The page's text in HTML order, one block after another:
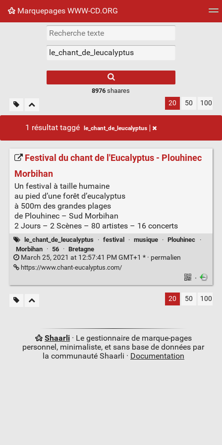
Marquepages WWW-CD.ORG
Nuage de tags Mur d'images
8976 shaares
20 50 100
1 résultat taggé le_chant_de_leucalyptus
Festival du chant de l'Eucalyptus - Plouhinec
Morbihan
Un festival à taille humaine
au pied d’une forêt d’eucalyptus
à 500m des grandes plages
de Plouhinec – Sud Morbihan
2 Jours – 2 Scènes – 80 artistes – 16 concerts
le_chant_de_leucalyptus · festival · musique · Plouhinec
·
Morbihan
· 56 · Bretagne
March 25, 2021 at 12:57:41 PM GMT+1 * · permalien
https://www.chant-eucalyptus.com/
·
20 50 100
Shaarli· Le gestionnaire de marque-pages
personnel, minimaliste, et sans base de données par
la communauté Shaarli · Documentation